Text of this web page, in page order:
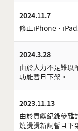
2024.11.7
修正iPhone、iPad
2024.3.28
由於人力不足難以
功能暫且下架。
2023.11.13
由於貢獻紀錄參雜
燒燙燙新詞暫且下